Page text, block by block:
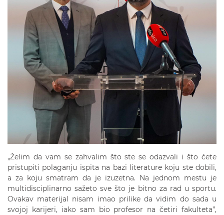
„Želim da vam se zahvalim što ste se odazvali i što ćete
pristupiti polaganju ispita na bazi literature koju ste dobili,
a za koju smatram da je izuzetna. Na jednom mestu je
multidisciplinarno sažeto sve što je bitno za rad u sportu.
Ovakav materijal nisam imao prilike da vidim do sada u
svojoj karijeri, iako sam bio profesor na četiri fakulteta”,